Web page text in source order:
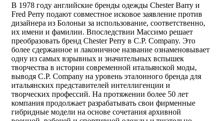
В 1978 году английские бренды одежды Chester Barry и
Fred Perry подают совместное исковое заявление против
дизайнера из Болоньи за использование, соответственно,
их имени и фамилии. Впоследствии Массимо решает
преобразовать бренд Chester Perry в C.P. Company. Это
более сдержанное и лаконичное название ознаменовывает
одну из самых взрывных и значительных вспышек
творчества в истории современной итальянской моды,
выводя C.P. Company на уровень эталонного бренда для
итальянских представителей интеллигенции и
творческих профессий. На протяжении более 50 лет
компания продолжает разрабатывать свои фирменные
гибридные модели на основе сочетания архивной